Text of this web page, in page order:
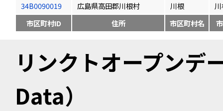
34B0090019
広島県高田郡川根村 川根
市区町村ID
住所 市区町村名
リンクトオープン
Data）